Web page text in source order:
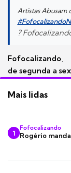
Artistas Abusam
?
Fofocalizando,
de segunda a
Mais lidas
1
Fofocalizando
Rogério